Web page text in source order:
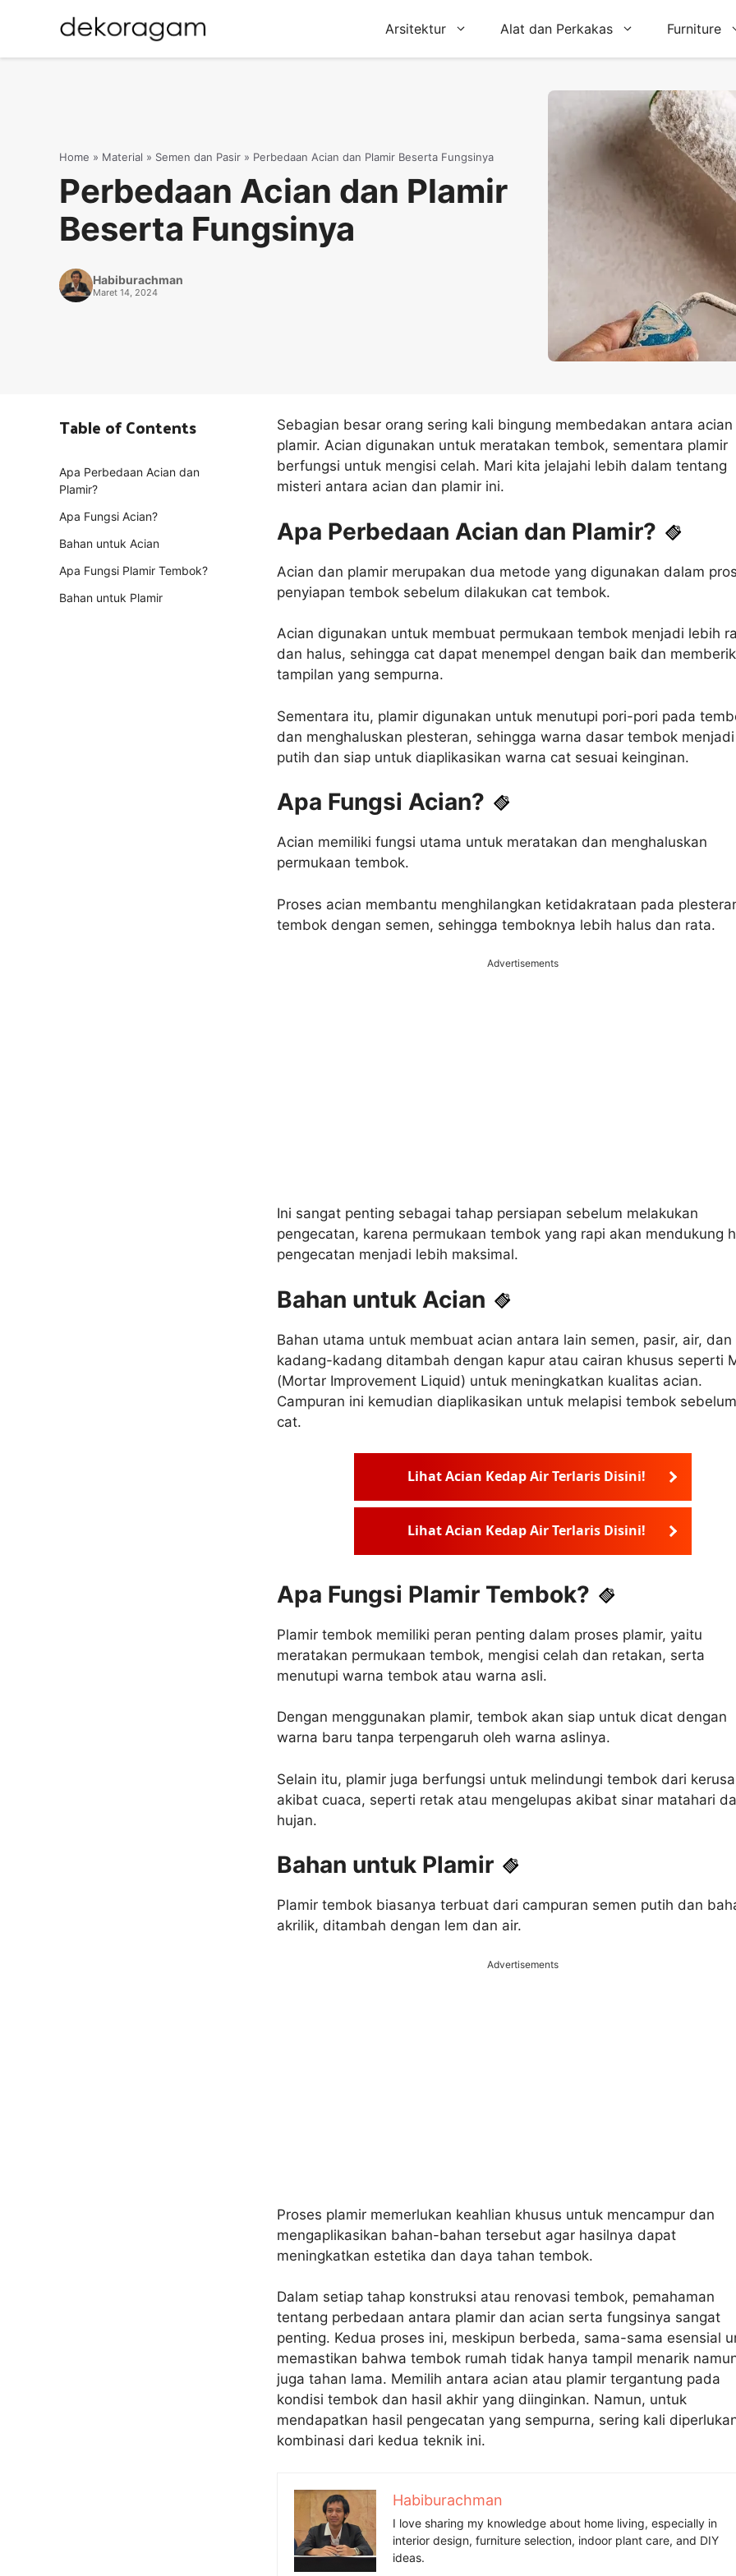
Arsitektur Alat dan Perkakas Furniture
Home » Material » Semen dan Pasir » Perbedaan Acian dan Plamir Beserta Fungsinya
Perbedaan Acian dan Plamir
Beserta Fungsinya
Habiburachman
Maret 14, 2024
Sebagian besar orang sering kali bingung membedakan antara
plamir. Acian digunakan untuk meratakan tembok, sementara plamir
berfungsi untuk mengisi celah. Mari kita jelajahi lebih dalam tentang
misteri antara acian dan plamir ini.
Apa Perbedaan Acian dan Plamir?
Acian dan plamir merupakan dua metode yang digunakan dalam
penyiapan tembok sebelum dilakukan cat tembok.
Acian digunakan untuk membuat permukaan tembok menjadi lebih
dan halus, sehingga cat dapat menempel dengan baik dan
tampilan yang sempurna.
Sementara itu, plamir digunakan untuk menutupi pori-pori pada
dan menghaluskan plesteran, sehingga warna dasar tembok menjadi
putih dan siap untuk diaplikasikan warna cat sesuai keinginan.
Apa Fungsi Acian?
Acian memiliki fungsi utama untuk meratakan dan menghaluskan
permukaan tembok.
Proses acian membantu menghilangkan ketidakrataan pada
tembok dengan semen, sehingga temboknya lebih halus dan rata.
Advertisements
Ini sangat penting sebagai tahap persiapan sebelum melakukan
pengecatan, karena permukaan tembok yang rapi akan mendukung
pengecatan menjadi lebih maksimal.
Bahan untuk Acian
Bahan utama untuk membuat acian antara lain semen, pasir, air, dan
kadang-kadang ditambah dengan kapur atau cairan khusus seperti
(Mortar Improvement Liquid) untuk meningkatkan kualitas acian.
Campuran ini kemudian diaplikasikan untuk melapisi tembok
cat.
Lihat Acian Kedap Air Terlaris Disini!
Lihat Acian Kedap Air Terlaris Disini!
Apa Fungsi Plamir Tembok?
Plamir tembok memiliki peran penting dalam proses plamir, yaitu
meratakan permukaan tembok, mengisi celah dan retakan, serta
menutupi warna tembok atau warna asli.
Dengan menggunakan plamir, tembok akan siap untuk dicat dengan
warna baru tanpa terpengaruh oleh warna aslinya.
Selain itu, plamir juga berfungsi untuk melindungi tembok dari
akibat cuaca, seperti retak atau mengelupas akibat sinar matahari
hujan.
Bahan untuk Plamir
Plamir tembok biasanya terbuat dari campuran semen putih dan
akrilik, ditambah dengan lem dan air.
Advertisements
Proses plamir memerlukan keahlian khusus untuk mencampur dan
mengaplikasikan bahan-bahan tersebut agar hasilnya dapat
meningkatkan estetika dan daya tahan tembok.
Dalam setiap tahap konstruksi atau renovasi tembok, pemahaman
tentang perbedaan antara plamir dan acian serta fungsinya sangat
penting. Kedua proses ini, meskipun berbeda, sama-sama esensial
memastikan bahwa tembok rumah tidak hanya tampil menarik
juga tahan lama. Memilih antara acian atau plamir tergantung pada
kondisi tembok dan hasil akhir yang diinginkan. Namun, untuk
mendapatkan hasil pengecatan yang sempurna, sering kali
kombinasi dari kedua teknik ini.
Habiburachman
I love sharing my knowledge about home living, especially in
interior design, furniture selection, indoor plant care, and DIY
ideas.
Table of Contents
Apa Perbedaan Acian dan
Plamir?
Apa Fungsi Acian?
Bahan untuk Acian
Apa Fungsi Plamir Tembok?
Bahan untuk Plamir